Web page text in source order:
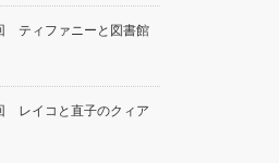
ティファニーと図書館
レイコと直子のクィア